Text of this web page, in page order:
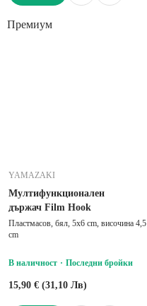
Премиум
YAMAZAKI
Мултифункционален
държач Film Hook
Пластмасов, бял, 5x6 cm, височина 4,5
cm
В наличност Последни бройки
15,90 € (31,10 Лв)